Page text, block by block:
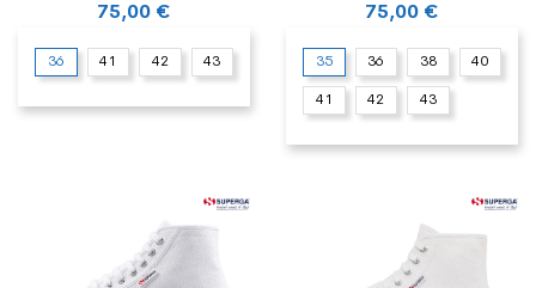
75,00 €
36 41 42 43
75,00 €
35 36 38 40
41 42 43